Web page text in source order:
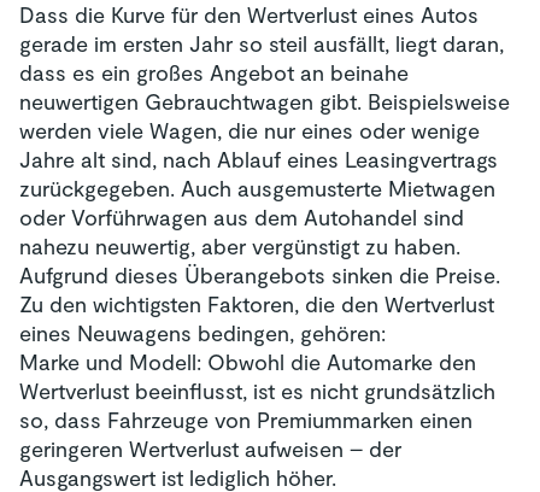
Dass die Kurve für den Wertverlust eines Autos
gerade im ersten Jahr so steil ausfällt, liegt daran,
dass es ein großes Angebot an beinahe
neuwertigen Gebrauchtwagen gibt. Beispielsweise
werden viele Wagen, die nur eines oder wenige
Jahre alt sind, nach Ablauf eines Leasingvertrags
zurückgegeben. Auch ausgemusterte Mietwagen
oder Vorführwagen aus dem Autohandel sind
nahezu neuwertig, aber vergünstigt zu haben.
Aufgrund dieses Überangebots sinken die Preise.
Zu den wichtigsten Faktoren, die den Wertverlust
eines Neuwagens bedingen, gehören:
Marke und Modell: Obwohl die Automarke den
Wertverlust beeinflusst, ist es nicht grundsätzlich
so, dass Fahrzeuge von Premiummarken einen
geringeren Wertverlust aufweisen – der
Ausgangswert ist lediglich höher.